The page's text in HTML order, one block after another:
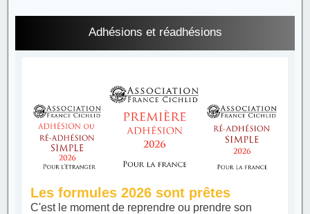
Adhésions et réadhésions
Les formules 2026 sont prêtes
C'est le moment de reprendre ou prendre son